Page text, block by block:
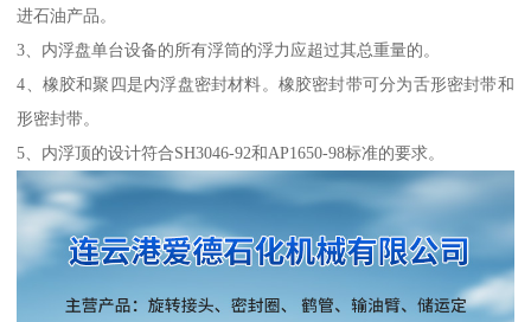
进石油产品。
3、内浮盘单台设备的所有浮筒的浮力应超过其总重量的。
4、橡胶和聚四是内浮盘密封材料。橡胶密封带可分为舌形密封带和
形密封带。
5、内浮顶的设计符合SH3046-92和AP1650-98标准的要求。